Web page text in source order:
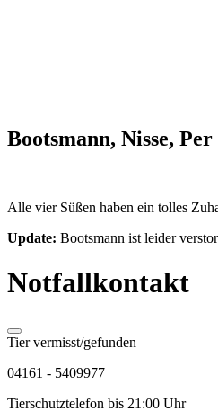
Bootsmann, Nisse,
Alle vier Süßen haben ein tolles
Update: Bootsmann ist leider
Notfallkontakt
Tier vermisst/gefunden
04161 - 5409977
Tierschutztelefon bis 21:00 Uhr